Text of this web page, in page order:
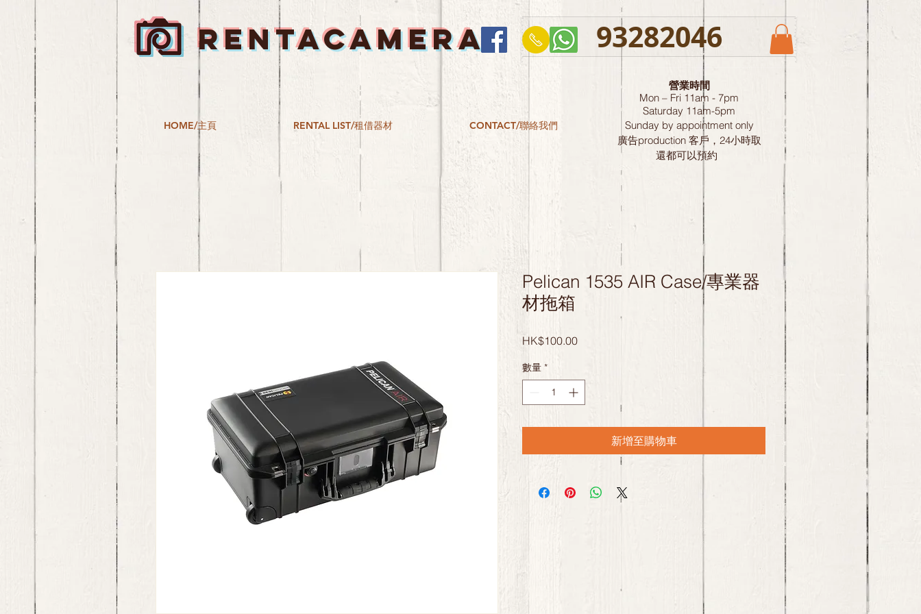
RENTACAMERA 93282046
HOME/主頁 RENTAL LIST/租借器材 CONTACT/聯絡我們
營業時間
Mon – Fri 11am - 7pm
Saturday 11am-5pm
Sunday by appointment only
廣告production 客戶，24小時取
還都可以預約
Pelican 1535 AIR Case/專業器
材拖箱
HK$100.00價
數量 *
新增至購物車